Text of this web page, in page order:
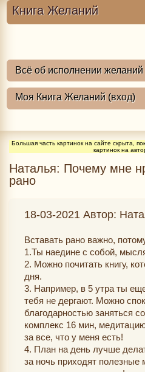
Книга Желаний
Большая часть картинок на сайте скрыта,
картинок на
Наталья: Почему мне
рано
18-03-2021 Автор:
Вставать рано важно,
1.Ты наедине с собой,
2. Можно почитать книгу,
дня.
3. Например, в 5 утра ты
тебя не дергают. Можно
благодарностью заняться
комплекс 16 мин,
за все, что у меня есть!
4. План на день лучше
за ночь приходят